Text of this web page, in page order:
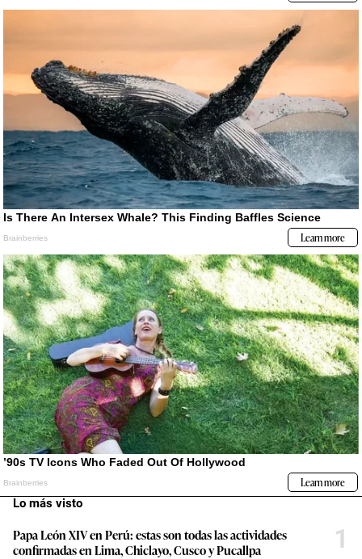
Lo más visto
Papa León XIV en Perú: estas son todas las actividades
confirmadas en Lima, Chiclayo, Cusco y Pucallpa
1